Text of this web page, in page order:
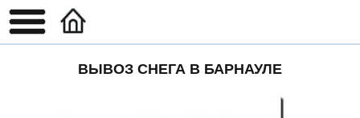
ВЫВОЗ СНЕГА В БАРНАУЛЕ